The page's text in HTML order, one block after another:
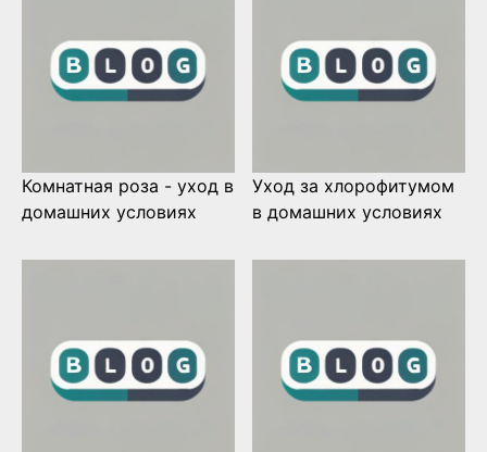
Комнатная роза - уход в
домашних условиях
Уход за хлорофитумом
в домашних условиях